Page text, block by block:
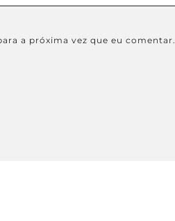
a próxima vez que eu comentar.